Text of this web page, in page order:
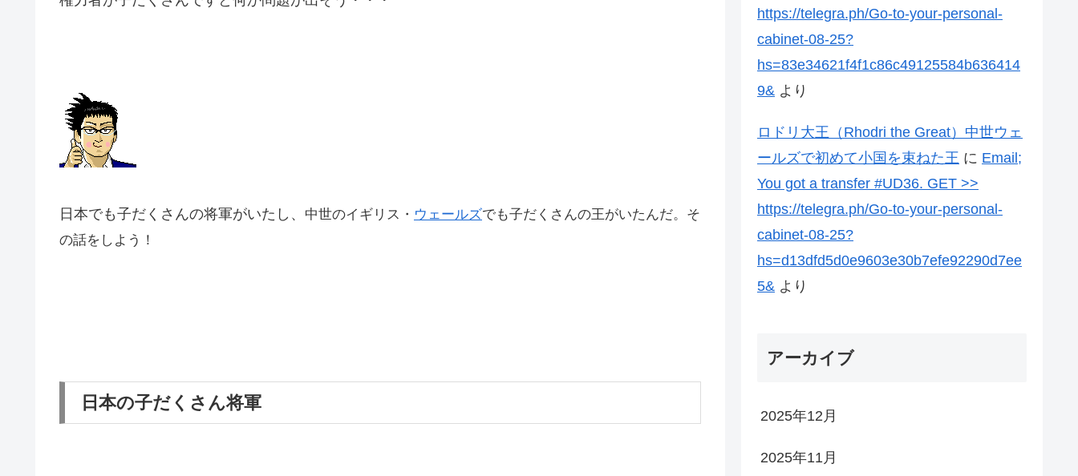
日本でも子だくさんの将軍がいたし、 中世のイギリス・ ウェールズでも子だくさんの王がいたんだ。そ
の話をしよう！
日本の子だくさん将軍
https://telegra.ph/Go-to-your-personal-
cabinet-08-25?
hs=83e34621f4f1c86c49125584b636414
9& より
ロドリ大王（Rhodri the Great）中世ウェ
ールズで初めて小国を束ねた王 に Email;
You got a transfer #UD36. GET >>
https://telegra.ph/Go-to-your-personal-
cabinet-08-25?
hs=d13dfd5d0e9603e30b7efe92290d7ee
5& より
アーカイブ
2025年12月
2025年11月